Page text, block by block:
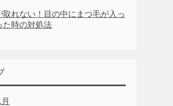
取れない！目の中にまつ毛が入っ
た時の対処法